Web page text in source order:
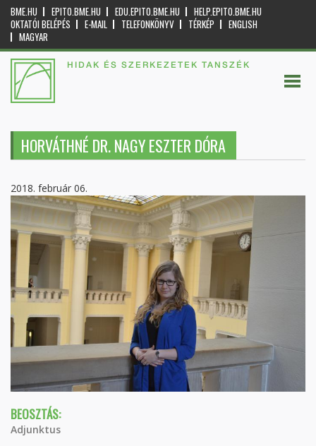
BME.HU EPITO.BME.HU EDU.EPITO.BME.HU
HELP.EPITO.BME.HU
OKTATÓI BELÉPÉS
E-MAIL TELEFONKÖNYV TÉRKÉP
ENGLISH
MAGYAR
HIDAK ÉS SZERKEZETEK TANSZÉK
HORVÁTHNÉ DR. NAGY ESZTER DÓRA
2018. február 06.
BEOSZTÁS:
Adjunktus